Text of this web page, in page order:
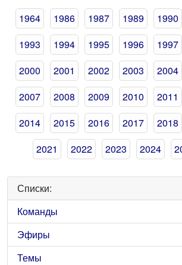
1964 1986 1987 1989 1990
1993
1994 1995 1996 1997
2000
2001 2002 2003 2004
2007
2008 2009 2010 2011
2014
2015 2016 2017 2018
2021
2022 2023 2024
Списки:
Команды
Эфиры
Темы